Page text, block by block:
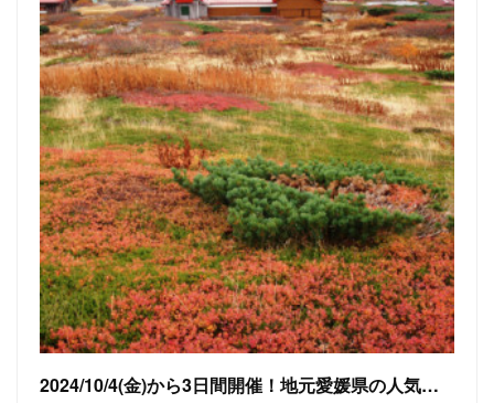
2024/10/4(金)から3日間開催！地元愛媛県の人気登山ガイド智さんと行く秋の霊峰 白山